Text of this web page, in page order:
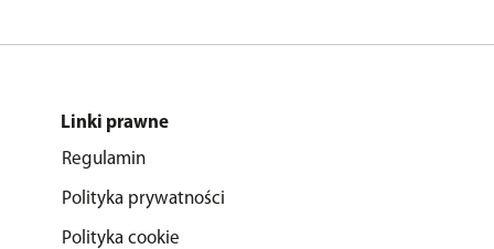
Linki prawne
Regulamin
Polityka prywatności
Polityka cookie